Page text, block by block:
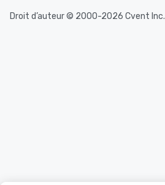
Droit d’auteur © 2000-2026 Cvent Inc.